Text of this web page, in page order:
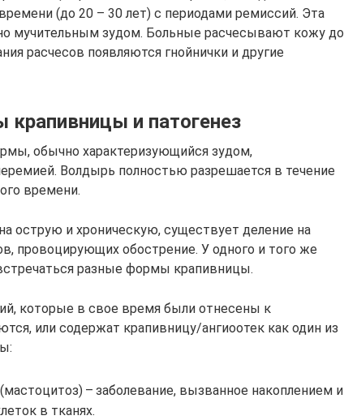
(до 20 – 30 лет) с периодами ремиссий. Эта
мучительным зудом. Больные расчесывают кожу до
расчесов появляются гнойнички и другие
и патогенез
обычно характеризующийся зудом,
Волдырь полностью разрешается в течение
­времени.
острую и хроническую, существует деление на
провоцирующих обострение. У одного и того же
разные формы ­крапивницы.
которые в свое время были отнесены к
или содержат крапивницу/ангиоотек как один из
– заболевание, вызванное накоплением и
в тканях.